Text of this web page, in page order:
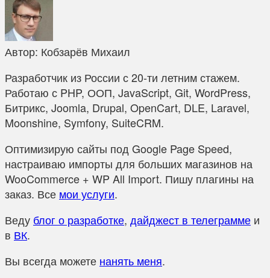
Автор: Кобзарёв Михаил
Разработчик из России с 20-ти летним стажем.
Работаю с PHP, ООП, JavaScript, Git, WordPress,
Битрикс, Joomla, Drupal, OpenCart, DLE, Laravel,
Moonshine, Symfony, SuiteCRM.
Оптимизирую сайты под Google Page Speed,
настраиваю импорты для больших магазинов на
WooCommerce + WP All Import. Пишу плагины на
заказ. Все мои услуги.
Веду блог о разработке, дайджест в телеграмме и
в ВК.
Вы всегда можете нанять меня.